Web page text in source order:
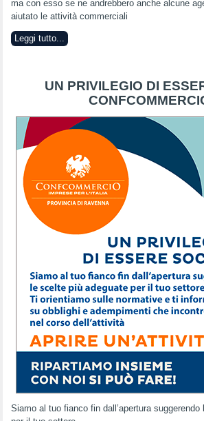
ma con esso se ne andrebbero anche alcune
aiutato le attività commerciali
Leggi tutto...
UN PRIVILEGIO DI
Siamo al tuo fianco fin dall’apertura